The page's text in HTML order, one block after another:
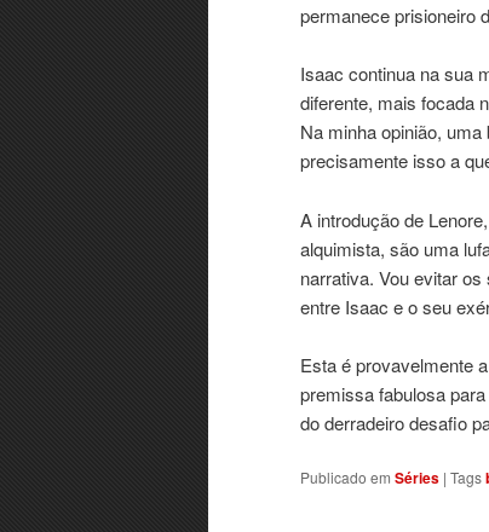
permanece prisioneiro
Isaac continua na sua
diferente, mais focada
Na minha opinião,
precisamente isso a
A introdução de
alquimista, são uma
narrativa. Vou evitar
entre Isaac e o seu
Esta é provavelmente
premissa fabulosa
do derradeiro desafio
Publicado em Séries | Tags